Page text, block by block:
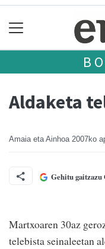
Aldaketa
Amaia eta Ainhoa 2007ko
Gehitu gaitzazu
Martxoaren 30az
telebista seinaleetan